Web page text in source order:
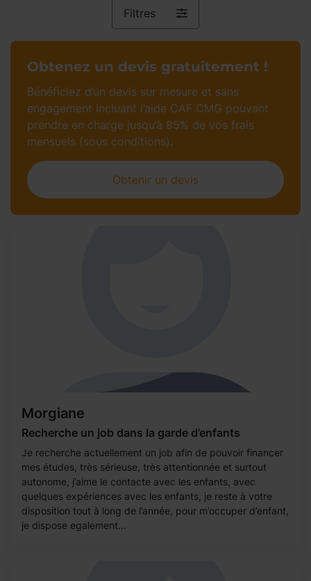
Filtres
Morgiane
Recherche un job dans la garde d’enfants
Je recherche actuellement un job afin de pouvoir financer
mes études, très sérieuse, très attentionnée et surtout
autonome, j’aime le contacte avec les enfants, avec
quelques expériences avec les enfants, je reste à votre
disposition tout à long de l’année, pour m’occuper d’enfant,
je dispose egalement...
Obtenez un devis gratuitement !
Bénéficiez d’un devis sur mesure et sans
engagement incluant l’aide CAF CMG pouvant
prendre en charge jusqu’à 85% de vos frais
mensuels (sous conditions).
Obtenir un devis